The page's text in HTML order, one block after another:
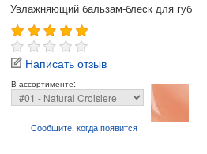
Увлажняющий бальзам-блеск для губ
Написать отзыв
В ассортименте:
Сообщите, когдапоявится